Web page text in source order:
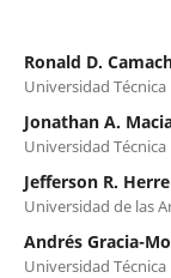
Ronald D.
Universidad
Jonathan A.
Universidad
Jefferson R.
Universidad de las
Andrés Gracia-
Universidad